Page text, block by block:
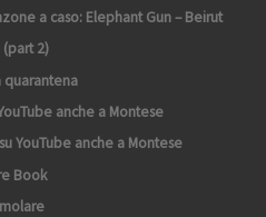
a caso: Elephant Gun – Beirut
(part 2)
quarantena
anche a Montese
YouTube anche a Montese
Book